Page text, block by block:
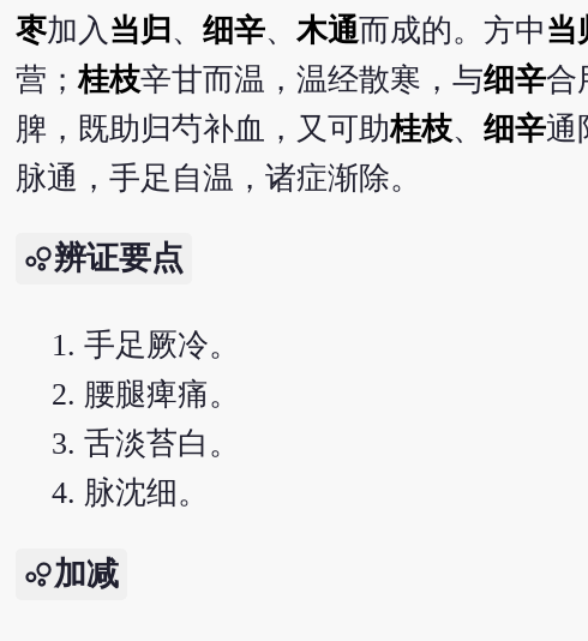
枣加入 当归 、 细辛、 木通而成的。方中当
营；桂枝辛甘而温，温经散寒，与细辛合
脾，既助归芍补血，又可助桂枝、 细辛通
脉通，手足自温，诸症渐除。
辨证要点
手足厥冷。
腰腿痺痛。
舌淡苔白。
脉沈细。
加减